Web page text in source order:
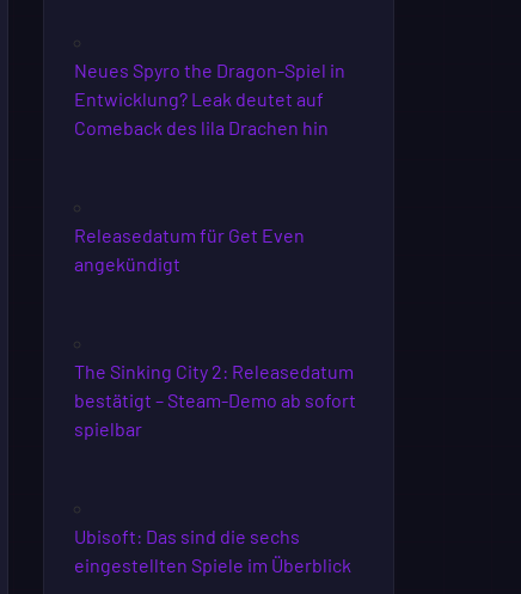
Neues Spyro the Dragon-Spiel in
Entwicklung? Leak deutet auf
Comeback des lila Drachen hin
Releasedatum für Get Even
angekündigt
The Sinking City 2: Releasedatum
bestätigt – Steam-Demo ab sofort
spielbar
Ubisoft: Das sind die sechs
eingestellten Spiele im Überblick